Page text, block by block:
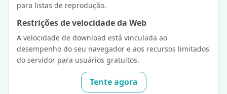
para listas de reprodução.
Restrições de velocidade da Web
A velocidade de download está vinculada ao
desempenho do seu navegador e aos recursos limitados
do servidor para usuários gratuitos.
Tente agora